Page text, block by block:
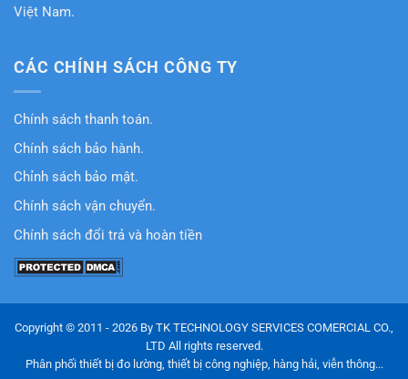
Việt Nam.
CÁC CHÍNH SÁCH CÔNG TY
Chính sách thanh toán.
Chính sách bảo hành.
Chỉnh sách bảo mật.
Chính sách vận chuyển.
Chính sách đổi trả và hoàn tiền
Copyright © 2011 - 2026 By TK TECHNOLOGY SERVICES COMERCIAL CO.,
LTD All rights reserved.
Phân phối thiết bị đo lường, thiết bị công nghiệp, hàng hải, viễn thông...